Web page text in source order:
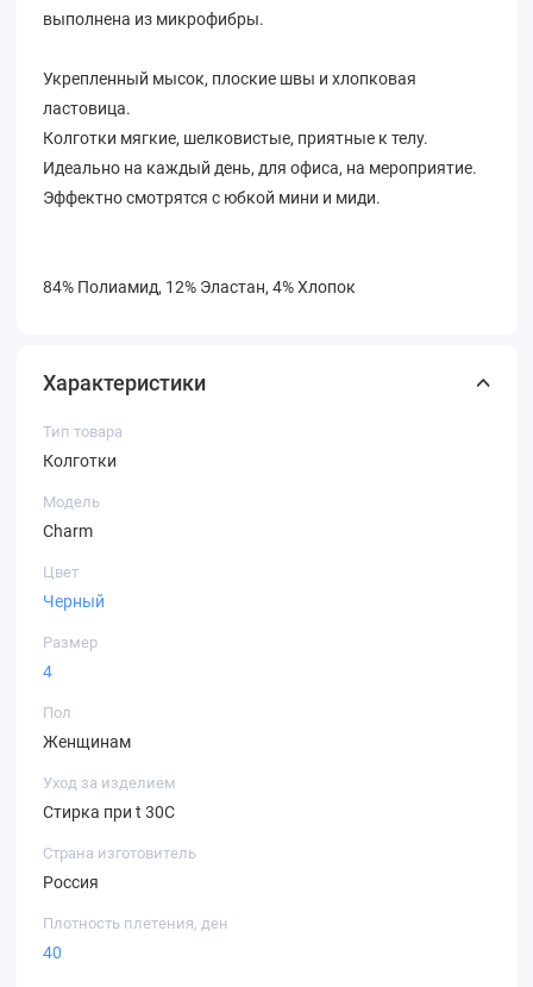
выполнена из микрофибры.
Укрепленный мысок, плоские швы и хлопковая
ластовица.
Колготки мягкие, шелковистые, приятные к телу.
Идеально на каждый день, для офиса, на мероприятие.
Эффектно смотрятся с юбкой мини и миди.
84% Полиамид, 12% Эластан, 4% Хлопок
Характеристики
Тип товара
Колготки
Модель
Charm
Цвет
Черный
Размер
4
Пол
Женщинам
Уход за изделием
Стирка при t 30С
Страна изготовитель
Россия
Плотность плетения, ден
40